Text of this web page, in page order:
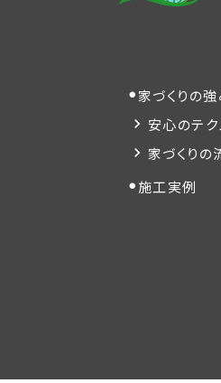
家づくりの
安心のテク
家づくりの
施工実例